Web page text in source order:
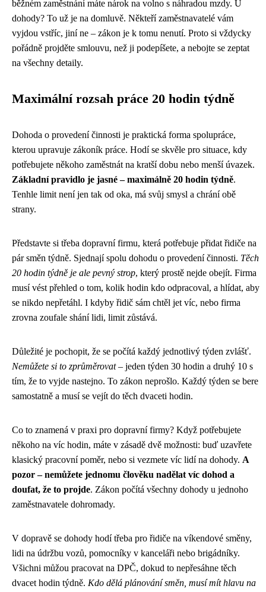
běžném zaměstnání máte nárok na volno s náhradou mzdy. U
dohody? To už je na domluvě. Někteří zaměstnavatelé vám
vyjdou vstříc, jiní ne – zákon je k tomu nenutí. Proto si vždycky
pořádně projděte smlouvu, než ji podepíšete, a nebojte se zeptat
na všechny detaily.
Maximální rozsah práce 20 hodin týdně
Dohoda o provedení činnosti je praktická forma spolupráce,
kterou upravuje zákoník práce. Hodí se skvěle pro situace, kdy
potřebujete někoho zaměstnát na kratší dobu nebo menší úvazek.
Základní pravidlo je jasné – maximálně 20 hodin týdně.
Tenhle limit není jen tak od oka, má svůj smysl a chrání obě
strany.
Představte si třeba dopravní firmu, která potřebuje přidat řidiče na
pár směn týdně. Sjednají spolu dohodu o provedení činnosti. Těch
20 hodin týdně je ale pevný strop, který prostě nejde obejít. Firma
musí vést přehled o tom, kolik hodin kdo odpracoval, a hlídat, aby
se nikdo nepřetáhl. I kdyby řidič sám chtěl jet víc, nebo firma
zrovna zoufale shání lidi, limit zůstává.
Důležité je pochopit, že se počítá každý jednotlivý týden zvlášť.
Nemůžete si to zprůměrovat– jeden týden 30 hodin a druhý 10 s
tím, že to vyjde nastejno. To zákon neprošlo. Každý týden se bere
samostatně a musí se vejít do těch dvaceti hodin.
Co to znamená v praxi pro dopravní firmy? Když potřebujete
někoho na víc hodin, máte v zásadě dvě možnosti: buď uzavřete
klasický pracovní poměr, nebo si vezmete víc lidí na dohody. A
pozor – nemůžete jednomu člověku nadělat víc dohod a
doufat, že to projde. Zákon počítá všechny dohody u jednoho
zaměstnavatele dohromady.
V dopravě se dohody hodí třeba pro řidiče na víkendové směny,
lidi na údržbu vozů, pomocníky v kanceláři nebo brigádníky.
Všichni můžou pracovat na DPČ, dokud to nepřesáhne těch
dvacet hodin týdně. Kdo dělá plánování směn, musí mít hlavu na